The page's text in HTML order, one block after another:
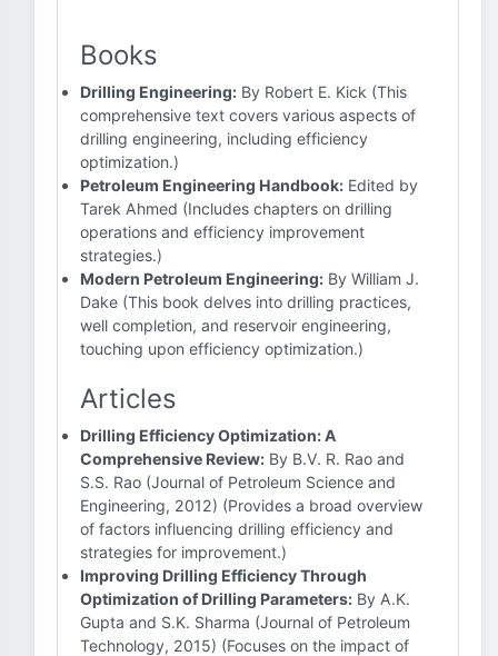
Books
Drilling Engineering: By Robert E. Kick (This
comprehensive text covers various aspects of
drilling engineering, including efficiency
optimization.)
Petroleum Engineering Handbook: Edited by
Tarek Ahmed (Includes chapters on drilling
operations and efficiency improvement
strategies.)
Modern Petroleum Engineering: By William J.
Dake (This book delves into drilling practices,
well completion, and reservoir engineering,
touching upon efficiency optimization.)
Articles
Drilling Efficiency Optimization: A
Comprehensive Review: By B.V. R. Rao and
S.S. Rao (Journal of Petroleum Science and
Engineering, 2012) (Provides a broad overview
of factors influencing drilling efficiency and
strategies for improvement.)
Improving Drilling Efficiency Through
Optimization of Drilling Parameters: By A.K.
Gupta and S.K. Sharma (Journal of Petroleum
Technology, 2015) (Focuses on the impact of